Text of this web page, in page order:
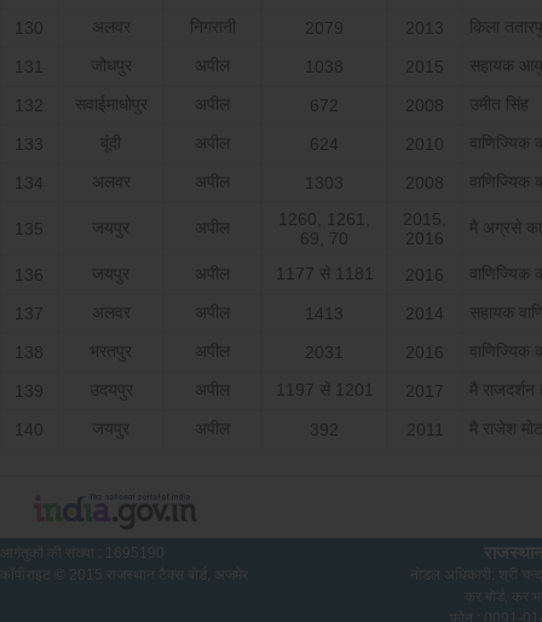
130 अलवर निगरानी 2079 2013 किला
131 जोधपुर अपील 1038 2015 सहायक
132 सवाईमाधोपुर अपील 672 2008 उमीत सिंह
133 बूंदी अपील 624 2010 वाणिज्यिक
134 अलवर अपील 1303 2008 वाणिज्यिक
135 जयपुर अपील
1260, 1261,
69, 70
2015,
2016
मै अग्रसे
136 जयपुर अपील 1177 से 1181 2016 वाणिज्यिक
137 अलवर अपील 1413 2014 सहायक
138 भरतपुर अपील 2031 2016 वाणिज्यिक
139 उदयपुर अपील 1197 से 1201 2017 मै राजदर्शन
140 जयपुर अपील 392 2011 मै राजेश
आगंतुकों की संख्या :
1695190
कॉपीराइट © 2015 राजस्थान टैक्स बोर्ड, अजमेर
नोडल अधिकारी: श्री
कर बोर्ड, कर
फ़ोन : 0091-